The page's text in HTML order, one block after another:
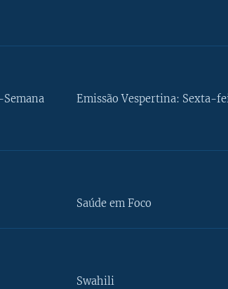
Emissão Vespertina: Sexta-
Saúde em Foco
Swahili